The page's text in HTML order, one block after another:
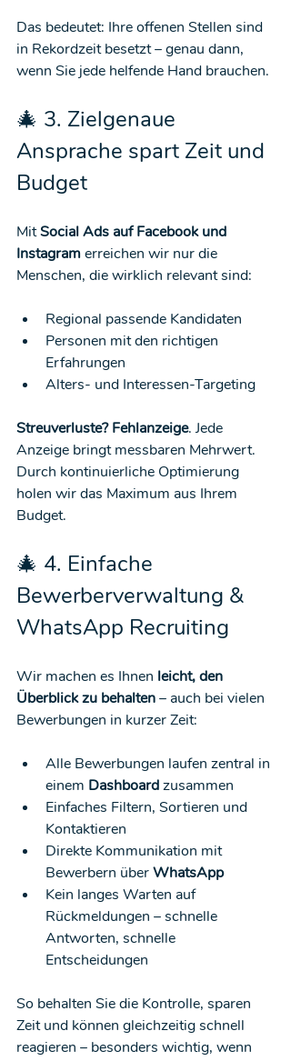
Das bedeutet: Ihre offenen Stellen sind
in Rekordzeit besetzt – genau dann,
wenn Sie jede helfende Hand brauchen.
🎄 3. Zielgenaue
Ansprache spart Zeit und
Budget
Mit Social Ads auf Facebook und
Instagram erreichen wir nur die
Menschen, die wirklich relevant sind:
Regional passende Kandidaten
Personen mit den richtigen
Erfahrungen
Alters- und Interessen-Targeting
Streuverluste? Fehlanzeige. Jede
Anzeige bringt messbaren Mehrwert.
Durch kontinuierliche Optimierung
holen wir das Maximum aus Ihrem
Budget.
🎄 4. Einfache
Bewerberverwaltung &
WhatsApp Recruiting
Wir machen es Ihnen leicht, den
Überblick zu behalten – auch bei vielen
Bewerbungen in kurzer Zeit:
Alle Bewerbungen laufen zentral in
einem Dashboard zusammen
Einfaches Filtern, Sortieren und
Kontaktieren
Direkte Kommunikation mit
Bewerbern über WhatsApp
Kein langes Warten auf
Rückmeldungen – schnelle
Antworten, schnelle
Entscheidungen
So behalten Sie die Kontrolle, sparen
Zeit und können gleichzeitig schnell
reagieren – besonders wichtig, wenn